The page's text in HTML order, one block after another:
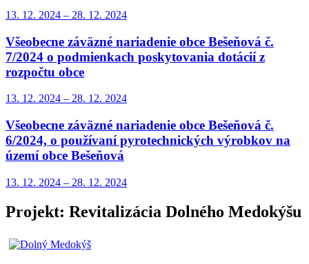
13. 12. 2024 – 28. 12. 2024
Všeobecne záväzné nariadenie obce Bešeňová č.
7/2024 o podmienkach poskytovania dotácií z
rozpočtu obce
13. 12. 2024 – 28. 12. 2024
Všeobecne záväzné nariadenie obce Bešeňová č.
6/2024, o používaní pyrotechnických výrobkov na
území obce Bešeňová
13. 12. 2024 – 28. 12. 2024
Projekt: Revitalizácia Dolného Medokýšu